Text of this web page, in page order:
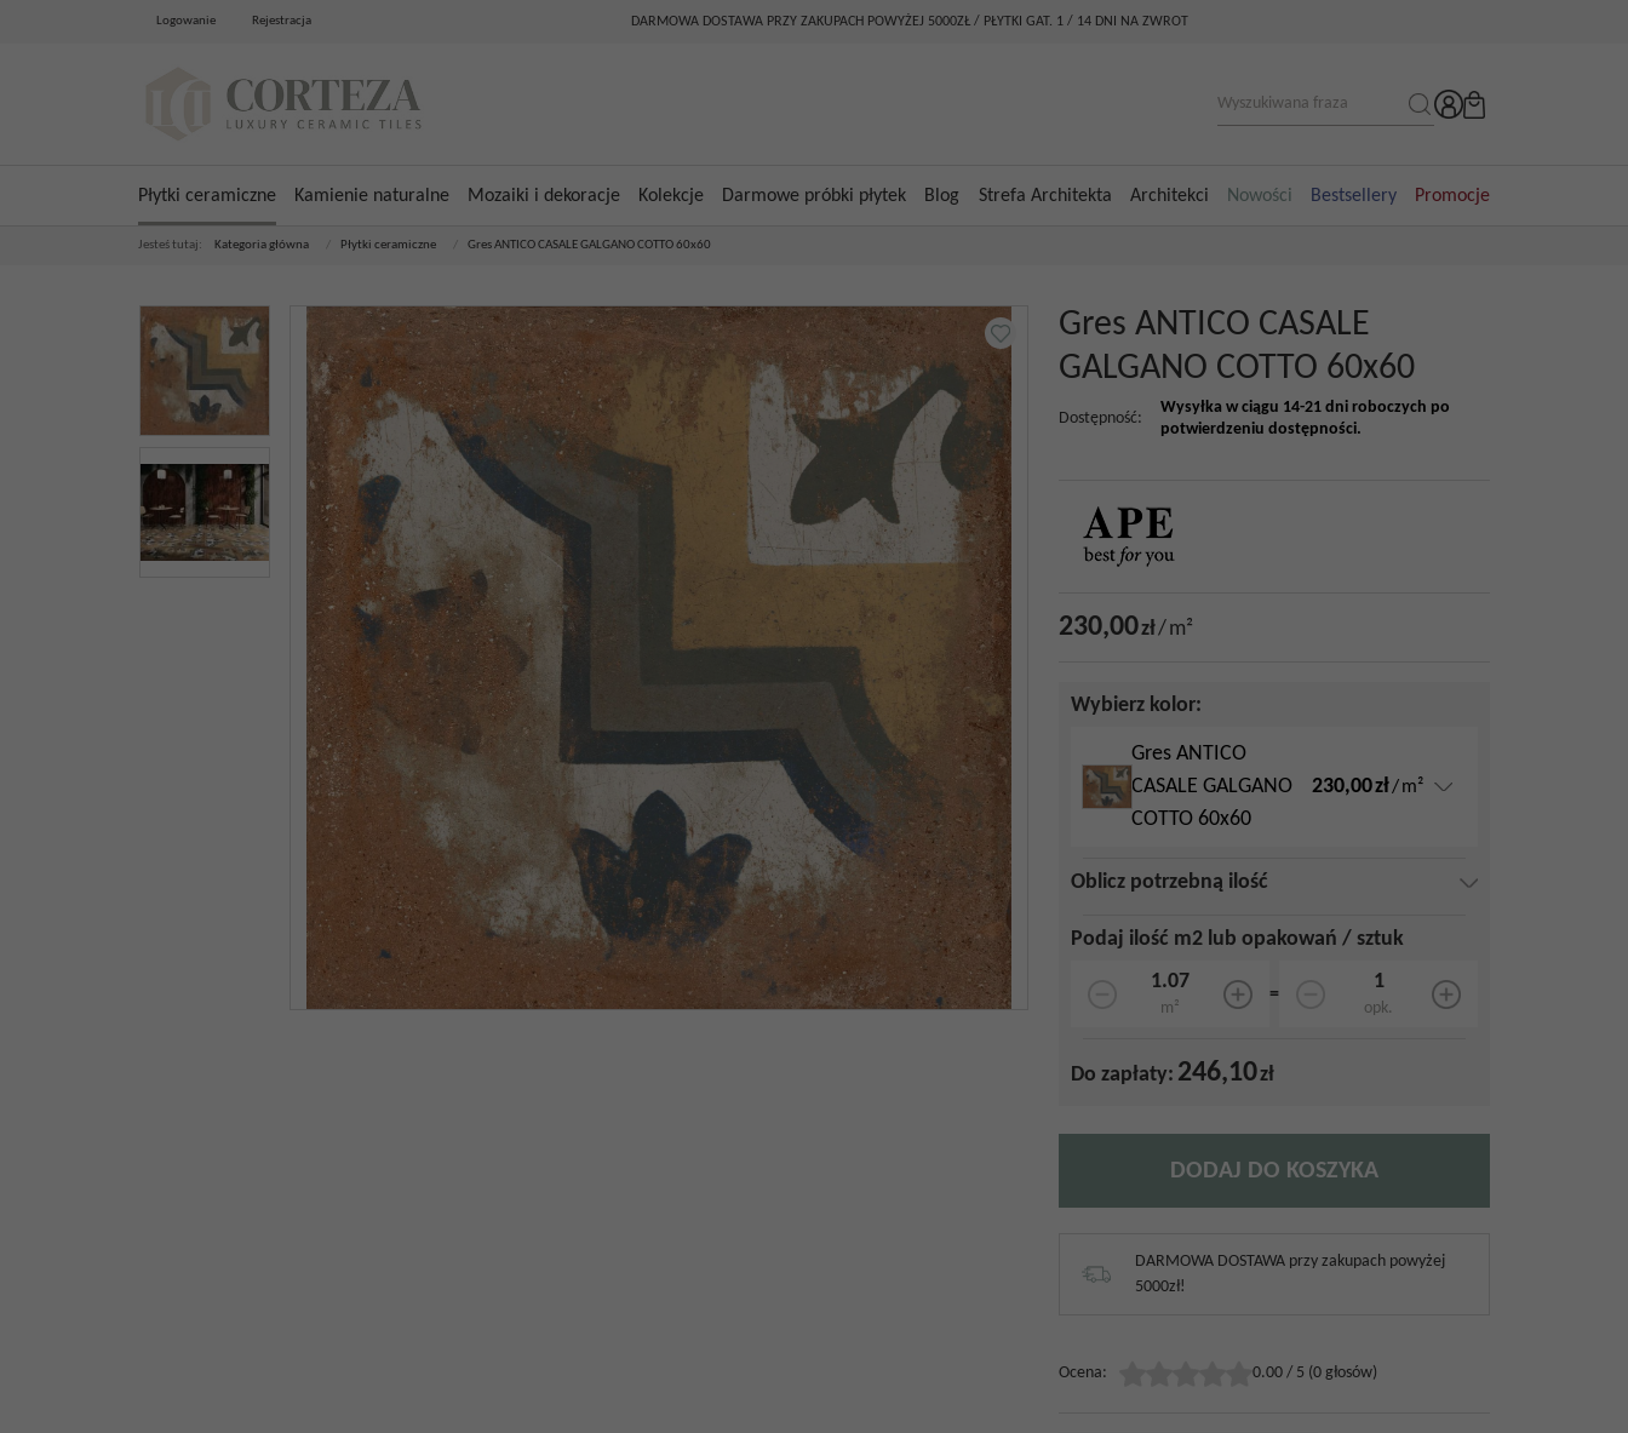
Logowanie Rejestracja DARMOWA DOSTAWA PRZY ZAKUPACH POWYŻEJ 5000ZŁ / PŁYTKI GAT. 1 / 14 DNI NA ZWROT
Płytki ceramiczne Kamienie naturalne Mozaiki i dekoracje Kolekcje Darmowe próbki płytek Blog Strefa Architekta Architekci Nowości Bestsellery Promocje
Jesteś tutaj: Kategoria główna Płytki ceramiczne Gres ANTICO CASALE GALGANO COTTO 60x60
Gres ANTICO CASALE
GALGANO COTTO 60x60
Dostępność:
Wysyłka w ciągu 14-21 dni roboczych po
potwierdzeniu dostępności.
230,00zł/m²
Wybierz kolor:
Gres ANTICO
CASALE GALGANO
COTTO 60x60
230,00zł/m²
Oblicz potrzebną ilość
Podaj ilość m2 lub opakowań / sztuk
m²
=
opk.
Do zapłaty: 246,10zł
DODAJ DO KOSZYKA
DARMOWA DOSTAWA przy zakupach powyżej
5000zł!
Ocena: 0.00 / 5 (0 głosów)